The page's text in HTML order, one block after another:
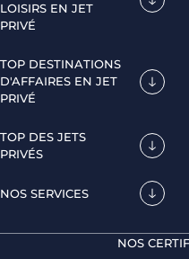
LOISIRS EN JET
PRIVÉ
TOP DESTINATIONS
D'AFFAIRES EN JET
PRIVÉ
TOP DES JETS
PRIVÉS
NOS SERVICES
NOS